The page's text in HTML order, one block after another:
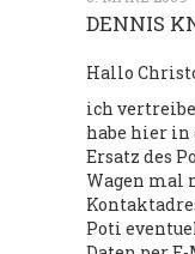
DENNIS
Hallo
ich
habe hier
Ersatz des
Wagen mal
Poti